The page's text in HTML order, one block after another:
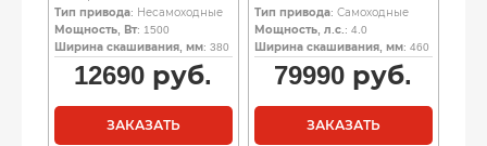
Тип привода: Несамоходные
Мощность, Вт: 1500
Ширина скашивания, мм: 380
12690 руб.
ЗАКАЗАТЬ
Тип привода: Самоходные
Мощность, л.с. : 4.0
Ширина скашивания, мм: 460
79990 руб.
ЗАКАЗАТЬ